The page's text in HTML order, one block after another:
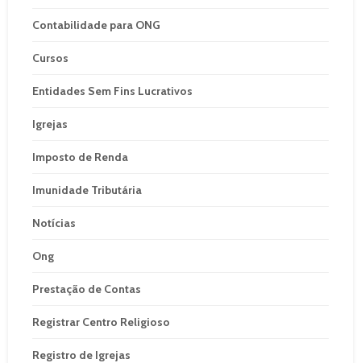
Contabilidade para ONG
Cursos
Entidades Sem Fins Lucrativos
Igrejas
Imposto de Renda
Imunidade Tributária
Notícias
Ong
Prestação de Contas
Registrar Centro Religioso
Registro de Igrejas